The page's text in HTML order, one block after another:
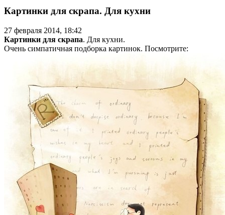
Картинки для скрапа. Для кухни
27 февраля 2014, 18:42
Картинки для скрапа. Для кухни.
Очень симпатичная подборка картинок. Посмотрите: